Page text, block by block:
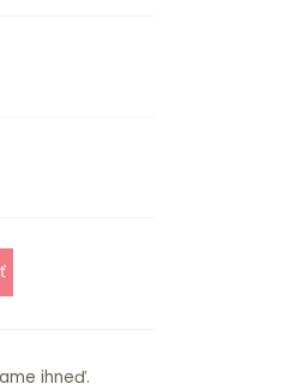
ihneď.